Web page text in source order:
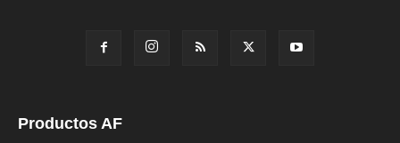
Productos AF